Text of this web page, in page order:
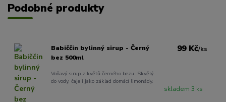
Podobné produkty
Babiččin bylinný sirup - Černý
bez 500ml
Voňavý sirup z květů černého bezu. Skvělý
do vody, čaje i jako základ domácí limonády.
99 Kč/ks
skladem 3 ks